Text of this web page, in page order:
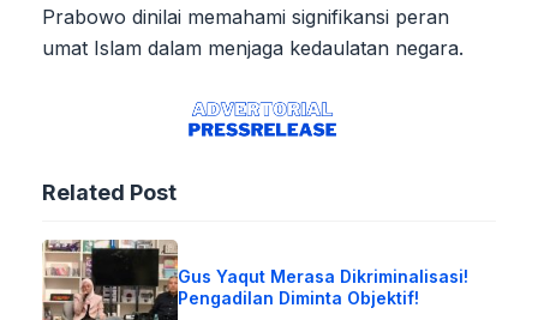
Prabowo dinilai memahami signifikansi peran
umat Islam dalam menjaga kedaulatan negara.
Related Post
Gus Yaqut Merasa Dikriminalisasi!
Pengadilan Diminta Objektif!